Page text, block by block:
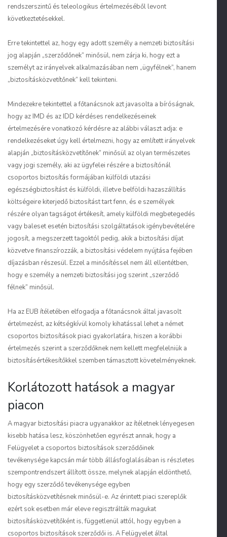
rendszerszintű és teleologikus értelmezéséből levont
következtetésekkel.
Erre tekintettel az, hogy egy adott személy a nemzeti biztosítási
jog alapján „szerződőnek” minősül, nem zárja ki, hogy ezt a
személyt az irányelvek alkalmazásában nem „ügyfélnek”, hanem
„biztosításközvetítőnek” kell tekinteni.
Mindezekre tekintettel a főtanácsnok azt javasolta a bíróságnak,
hogy az IMD és az IDD kérdéses rendelkezéseinek
értelmezésére vonatkozó kérdésre az alábbi választ adja: e
rendelkezéseket úgy kell értelmezni, hogy az említett irányelvek
alapján „biztosításközvetítőnek” minősül az olyan természetes
vagy jogi személy, aki az ügyfelei részére a biztosítónál
csoportos biztosítás formájában külföldi utazási
egészségbiztosítást és külföldi, illetve belföldi hazaszállítás
költségeire kiterjedő biztosítást tart fenn, és e személyek
részére olyan tagságot értékesít, amely külföldi megbetegedés
vagy baleset esetén biztosítási szolgáltatások igénybevételére
jogosít, a megszerzett tagoktól pedig, akik a biztosítási díjat
közvetve finanszírozzák, a biztosítási védelem nyújtása fejében
díjazásban részesül. Ezzel a minősítéssel nem áll ellentétben,
hogy e személy a nemzeti biztosítási jog szerint „szerződő
félnek” minősül.
Ha az EUB ítéletében elfogadja a főtanácsnok által javasolt
értelmezést, az kétségkívül komoly kihatással lehet a német
csoportos biztosítások piaci gyakorlatára, hiszen a korábbi
értelmezés szerint a szerződőknek nem kellett megfelelniük a
biztosításértékesítőkkel szemben támasztott követelményeknek.
Korlátozott hatások a magyar
piacon
A magyar biztosítási piacra ugyanakkor az ítéletnek lényegesen
kisebb hatása lesz, köszönhetően egyrészt annak, hogy a
Felügyelet a csoportos biztosítások szerződőinek
tevékenysége kapcsán már több állásfoglalásában is részletes
szempontrendszert állított össze, melynek alapján eldönthető,
hogy egy szerződő tevékenysége egyben
biztosításközvetítésnek minősül-e. Az érintett piaci szereplők
ezért sok esetben már eleve regisztrálták magukat
biztosításközvetítőként is, függetlenül attól, hogy egyben a
csoportos biztosítások szerződői is. A Felügyelet által